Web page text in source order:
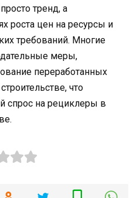
тренд, а
роста цен на ресурсы и
требований. Многие
меры,
переработанных
что
спрос на рециклеры в